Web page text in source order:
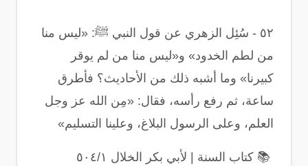
٥٢ - سُئِل الزهري عن قول النبي ﷺ: «ليس منا
من لطم الخدود» و«ليس منا من لم يوقر
كبيرنا» وما أشبه ذلك من الأحاديث؟ فأطرق
ساعة، ثم رفع رأسه، فقال: «مِن الله عز وجل
العلم، وعلى الرسول البلاغ، وعلينا التسليم»
📚 كتاب السنة | لأبي بكر الخلال ٥٠٤/١